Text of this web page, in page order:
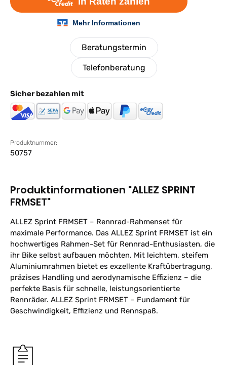
Beratungstermin
Telefonberatung
Sicher bezahlen mit
Produktnummer:
50757
Produktinformationen "ALLEZ SPRINT
FRMSET"
ALLEZ Sprint FRMSET – Rennrad-Rahmenset für
maximale Performance. Das ALLEZ Sprint FRMSET ist ein
hochwertiges Rahmen-Set für Rennrad-Enthusiasten, die
ihr Bike selbst aufbauen möchten. Mit leichtem, steifem
Aluminiumrahmen bietet es exzellente Kraftübertragung,
präzises Handling und aerodynamische Effizienz – die
perfekte Basis für schnelle, leistungsorientierte
Rennräder. ALLEZ Sprint FRMSET – Fundament für
Geschwindigkeit, Effizienz und Rennspaß.